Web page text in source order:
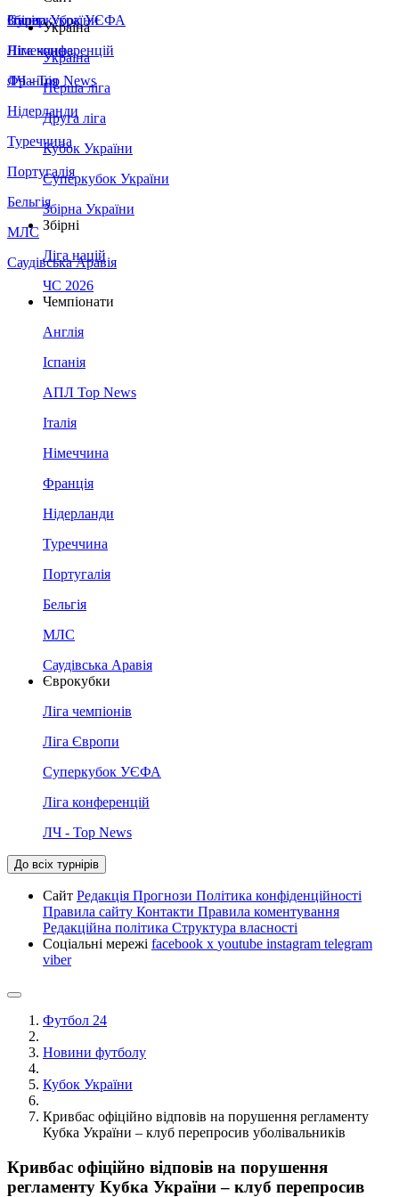
Збірна України
Італія
Німеччина
Франція
Нідерланди
Туреччина
Португалія
Бельгія
МЛС
Саудівська Аравія
Суперкубок УЄФА
Ліга конференцій
ЛЧ - Top News
Україна
Україна
Перша ліга
Друга ліга
Кубок України
Суперкубок України
Збірна України
Збірні
Ліга націй
ЧС 2026
Чемпіонати
Англія
Іспанія
АПЛ Top News
Італія
Німеччина
Франція
Нідерланди
Туреччина
Португалія
Бельгія
МЛС
Саудівська Аравія
Єврокубки
Ліга чемпіонів
Ліга Європи
Суперкубок УЄФА
Ліга конференцій
ЛЧ - Top News
До всіх турнірів
Сайт Редакція Прогнози Політика конфіденційності
Правила сайту Контакти Правила коментування
Редакційна політика Структура власності
Соціальні мережі facebook x youtube instagram telegram
viber
Футбол 24
Новини футболу
Кубок України
Кривбас офіційно відповів на порушення регламенту
Кубка України – клуб перепросив уболівальників
Кривбас офіційно відповів на порушення
регламенту Кубка України – клуб перепросив